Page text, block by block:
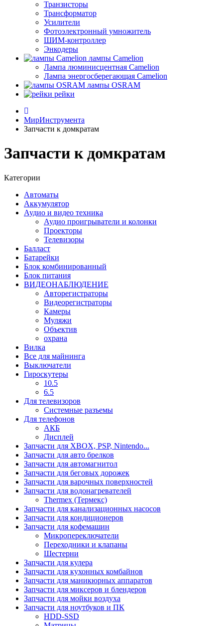
Транзисторы
Трансформатор
Усилители
Фотоэлектронный умножитель
ШИМ-контроллер
Энкодеры
лампы Camelion
Лампа люминисцентная Сamelion
Лампа энергосберегающая Сamelion
лампы OSRAM
рейки
МирИнструмента
Запчасти к домкратам
Запчасти к домкратам
Категории
Автоматы
Аккумулятор
Аудио и видео техника
Аудио проигрыватели и колонки
Проекторы
Телевизоры
Балласт
Батарейки
Блок комбинированный
Блок питания
ВИДЕОНАБЛЮДЕНИЕ
Авторегистраторы
Видеорегистраторы
Камеры
Муляжи
Объектив
охрана
Вилка
Все для майнинга
Выключатели
Гироскутеры
10.5
6.5
Для телевизоров
Системные разъемы
Для телефонов
АКБ
Дисплей
Запчасти для XBOX, PSP, Nintendo...
Запчасти для авто брелков
Запчасти для автомагнитол
Запчасти для беговых дорожек
Запчасти для варочных поверхностей
Запчасти для водонагревателей
Thermex (Термекс)
Запчасти для канализационных насосов
Запчасти для кондиционеров
Запчасти для кофемашин
Микропереключатели
Переходники и клапаны
Шестерни
Запчасти для кулера
Запчасти для кухонных комбайнов
Запчасти для маникюрных аппаратов
Запчасти для миксеров и блендеров
Запчасти для мойки воздуха
Запчасти для ноутбуков и ПК
HDD-SSD